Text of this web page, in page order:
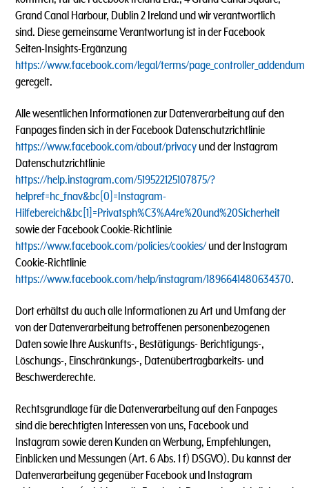
Grand Canal Harbour, Dublin 2 Ireland und wir verantwortlich
sind. Diese gemeinsame Verantwortung ist in der Facebook
Seiten-Insights-Ergänzung
https://www.facebook.com/legal/terms/page_controller_addendum
geregelt.
Alle wesentlichen Informationen zur Datenverarbeitung auf den
Fanpages finden sich in der Facebook Datenschutzrichtlinie
https://www.facebook.com/about/privacy und der Instagram
Datenschutzrichtlinie
https://help.instagram.com/519522125107875/?
helpref=hc_fnav&bc[0]=Instagram-
Hilfebereich&bc[1]=Privatsph%C3%A4re%20und%20Sicherheit
sowie der Facebook Cookie-Richtlinie
https://www.facebook.com/policies/cookies/ und der Instagram
Cookie-Richtlinie
https://www.facebook.com/help/instagram/1896641480634370.
Dort erhältst du auch alle Informationen zu Art und Umfang der
von der Datenverarbeitung betroffenen personenbezogenen
Daten sowie Ihre Auskunfts-, Bestätigungs- Berichtigungs-,
Löschungs-, Einschränkungs-, Datenübertragbarkeits- und
Beschwerderechte.
Rechtsgrundlage für die Datenverarbeitung auf den Fanpages
sind die berechtigten Interessen von uns, Facebook und
Instagram sowie deren Kunden an Werbung, Empfehlungen,
Einblicken und Messungen (Art. 6 Abs. 1 f) DSGVO). Du kannst der
Datenverarbeitung gegenüber Facebook und Instagram